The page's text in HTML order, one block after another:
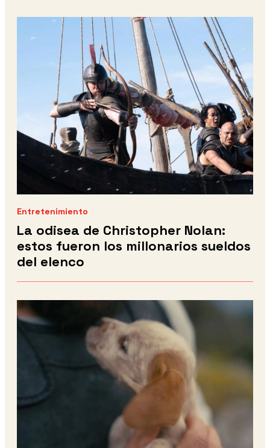
Entretenimiento
La odisea de Christopher Nolan:
estos fueron los millonarios sueldos
del elenco